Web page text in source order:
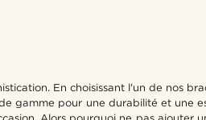
En choisissant l'un de nos
gamme pour une durabilité et une